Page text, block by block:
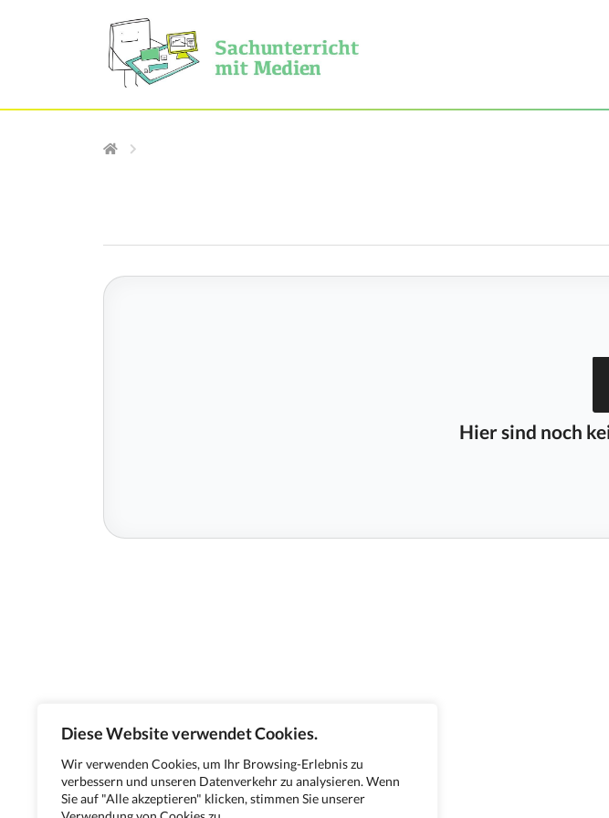
Diese Website verwendet Cookies.
Wir verwenden Cookies, um Ihr Browsing-Erlebnis zu
verbessern und unseren Datenverkehr zu analysieren. Wenn
Sie auf "Alle akzeptieren" klicken, stimmen Sie unserer
Hier sind noch